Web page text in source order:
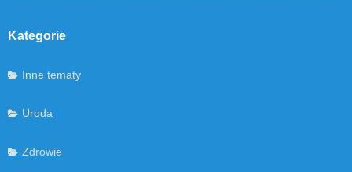
Kategorie
Inne tematy
Uroda
Zdrowie